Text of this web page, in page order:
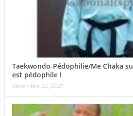
Taekwondo-Pédophilie/Me Chaka
est pédophile !
décembre 22, 2021